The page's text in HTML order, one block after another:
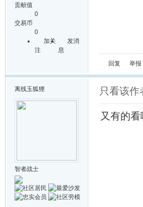
贡献值
0
交易币
0
加关
注
发消
息
回复 举报
离线玉狐狸
智者战士
只看该作
又有的看